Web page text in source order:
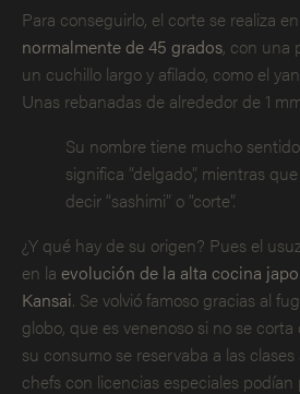
Para conseguirlo, el corte se realiza en
normalmente de 45 grados, con una
un cuchillo largo y afilado, como el
Unas rebanadas de alrededor de 1
Su nombre tiene mucho
significa “delgado”, mientras
decir “sashimi” o “corte”.
¿Y qué hay de su origen? Pues el
en la evolución de la alta cocina
Kansai. Se volvió famoso gracias al
globo, que es venenoso si no se
su consumo se reservaba a las
chefs con licencias especiales podían